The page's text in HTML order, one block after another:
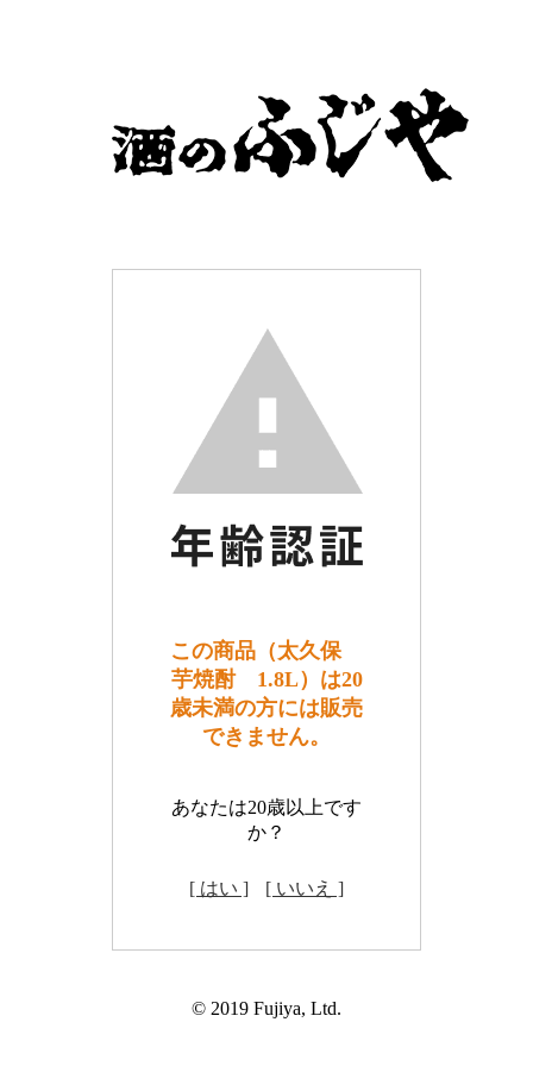
この商品（太久保
芋焼酎 1.8L）は20
歳未満の方には販売
できません。
あなたは20歳以上です
か？
[ はい ] [ いいえ ]
© 2019 Fujiya, Ltd.